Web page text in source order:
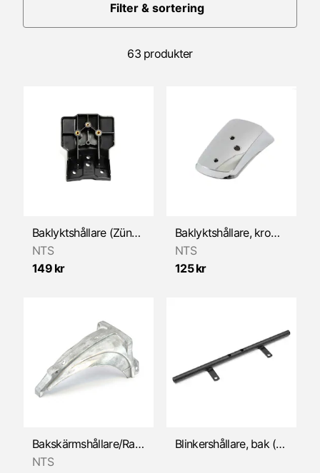
Förgasare
Förgasardelar
Kickstart
Kolvar
Kåpor/Ramdelar
Litteratur
Motorkåpor
Filter & sortering
63 produkter
Baklyktshållare (Zündapp 529/530)
NTS
149 kr
Baklyktshållare, krom (Zündapp 517)
NTS
125 kr
Bakskärmshållare/Ramslut (Zündapp 517 1976)
NTS
Blinkershållare, bak (Zündapp 529/530)